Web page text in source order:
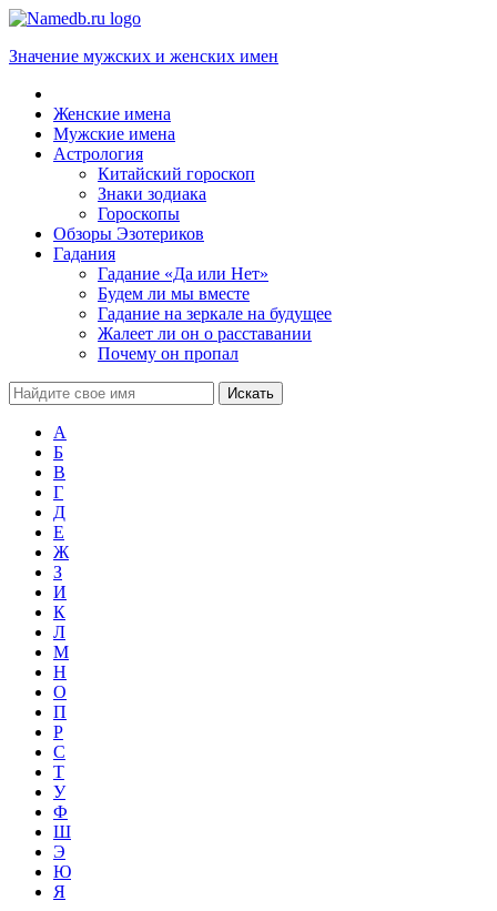
Значение мужских и женских имен
Женские имена
Мужские имена
Астрология
Китайский гороскоп
Знаки зодиака
Гороскопы
Обзоры Эзотериков
Гадания
Гадание «Да или Нет»
Будем ли мы вместе
Гадание на зеркале на будущее
Жалеет ли он о расставании
Почему он пропал
А
Б
В
Г
Д
Е
Ж
З
И
К
Л
М
Н
О
П
Р
С
Т
У
Ф
Ш
Э
Ю
Я